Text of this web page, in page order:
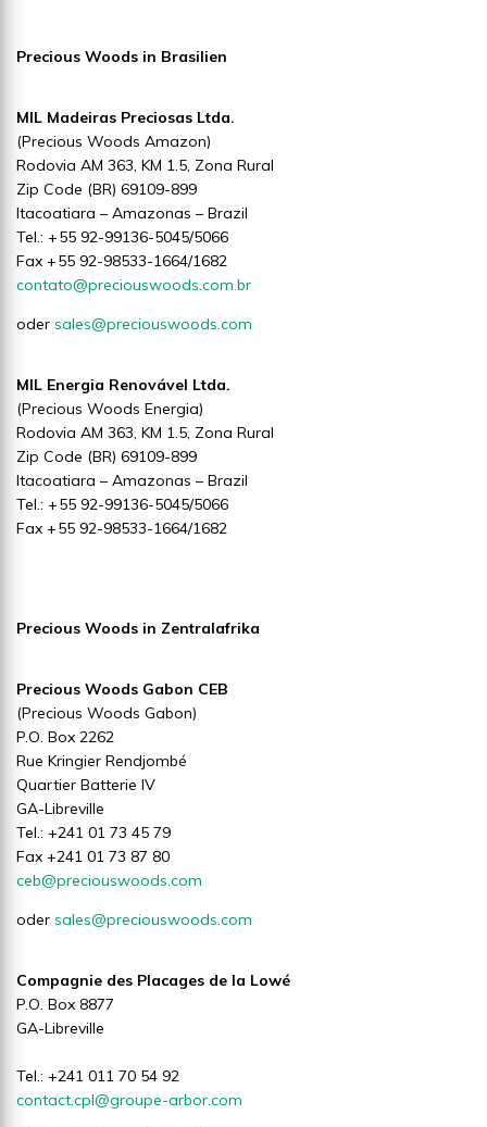
Precious Woods in Brasilien
MIL Madeiras Preciosas Ltda.
(Precious Woods Amazon)
Rodovia AM 363, KM 1.5, Zona Rural
Zip Code (BR) 69109-899
Itacoatiara – Amazonas – Brazil
Tel.: + 55 92-99136-5045/5066
Fax + 55 92-98533-1664/1682
contato@preciouswoods.com.br
oder sales@preciouswoods.com
MIL Energia Renovável Ltda.
(Precious Woods Energia)
Rodovia AM 363, KM 1.5, Zona Rural
Zip Code (BR) 69109-899
Itacoatiara – Amazonas – Brazil
Tel.: + 55 92-99136-5045/5066
Fax + 55 92-98533-1664/1682
Precious Woods in Zentralafrika
Precious Woods Gabon CEB
(Precious Woods Gabon)
P.O. Box 2262
Rue Kringier Rendjombé
Quartier Batterie IV
GA-Libreville
Tel.: +241 01 73 45 79
Fax +241 01 73 87 80
ceb@preciouswoods.com
oder sales@preciouswoods.com
Compagnie des Placages de la Lowé
P.O. Box 8877
GA-Libreville
Tel.: +241 011 70 54 92
contact.cpl@groupe-arbor.com